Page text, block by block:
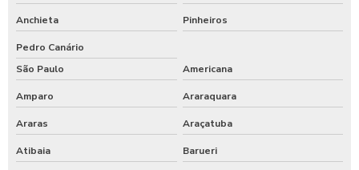
Anchieta Pinheiros
Pedro Canário
São Paulo
Americana
Amparo Araraquara
Araras Araçatuba
Atibaia Barueri